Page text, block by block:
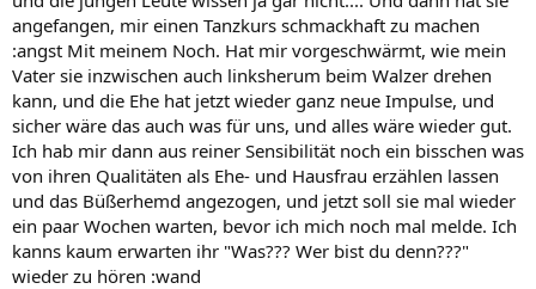
angefangen, mir einen Tanzkurs schmackhaft zu machen
:angst Mit meinem Noch. Hat mir vorgeschwärmt, wie mein
Vater sie inzwischen auch linksherum beim Walzer drehen
kann, und die Ehe hat jetzt wieder ganz neue Impulse, und
sicher wäre das auch was für uns, und alles wäre wieder gut.
Ich hab mir dann aus reiner Sensibilität noch ein bisschen was
von ihren Qualitäten als Ehe- und Hausfrau erzählen lassen
und das Büßerhemd angezogen, und jetzt soll sie mal wieder
ein paar Wochen warten, bevor ich mich noch mal melde. Ich
kanns kaum erwarten ihr "Was??? Wer bist du denn???"
wieder zu hören :wand